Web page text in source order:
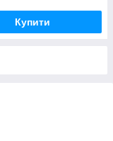
Купити